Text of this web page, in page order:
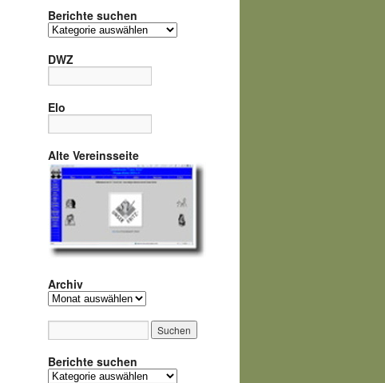
Berichte suchen
Berichte
DWZ
Elo
Alte Vereinsseite
Archiv
Archiv
Berichte suchen
Berichte